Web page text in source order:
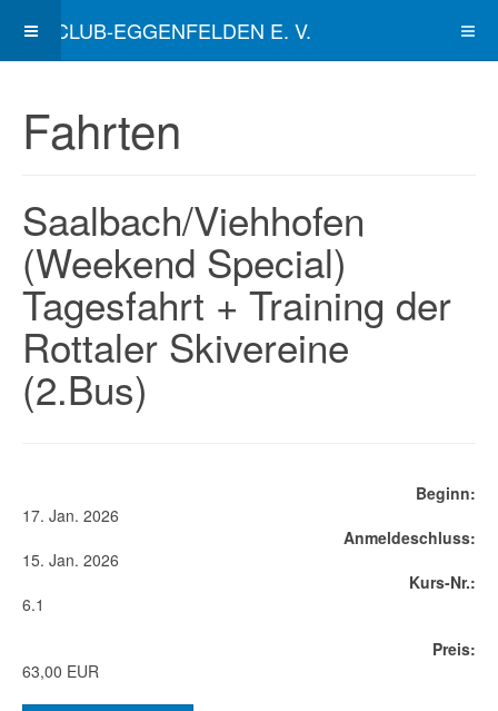
SKICLUB-EGGENFELDEN E. V.
Fahrten
Saalbach/Viehhofen
(Weekend Special)
Tagesfahrt + Training der
Rottaler Skivereine
(2.Bus)
Beginn:
17. Jan. 2026
Anmelde​schluss:
15. Jan. 2026
Kurs-Nr.:
6.1
Preis:
63,00 EUR